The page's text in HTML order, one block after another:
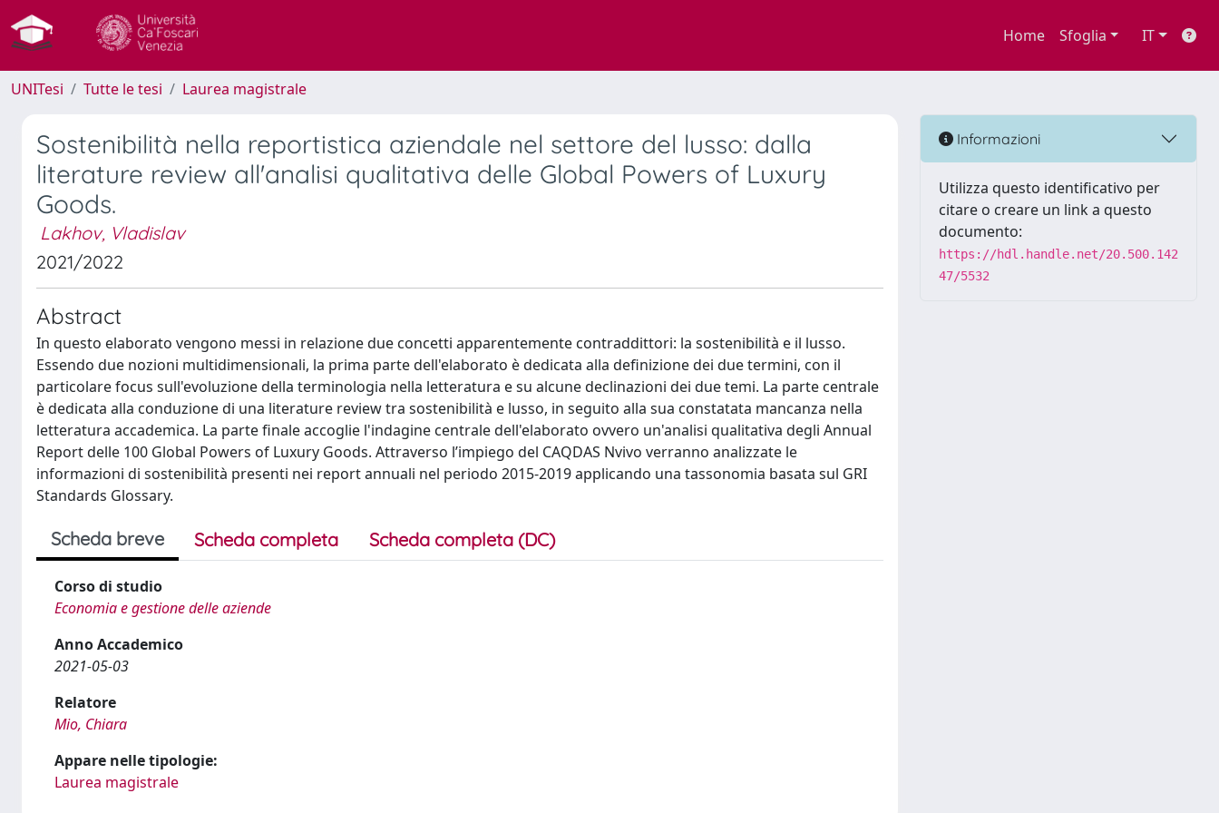
Home Sfoglia IT
UNITesi Tutte le tesi Laurea magistrale
Sostenibilità nella reportistica aziendale nel settore del lusso: dalla
literature review all'analisi qualitativa delle Global Powers of Luxury
Goods.
Lakhov, Vladislav
2021/2022
Abstract
In questo elaborato vengono messi in relazione due concetti apparentemente contraddittori: la sostenibilità e il lusso.
Essendo due nozioni multidimensionali, la prima parte dell'elaborato è dedicata alla definizione dei due termini, con il
particolare focus sull'evoluzione della terminologia nella letteratura e su alcune declinazioni dei due temi. La parte centrale
è dedicata alla conduzione di una literature review tra sostenibilità e lusso, in seguito alla sua constatata mancanza nella
letteratura accademica. La parte finale accoglie l'indagine centrale dell'elaborato ovvero un'analisi qualitativa degli Annual
Report delle 100 Global Powers of Luxury Goods. Attraverso l’impiego del CAQDAS Nvivo verranno analizzate le
informazioni di sostenibilità presenti nei report annuali nel periodo 2015-2019 applicando una tassonomia basata sul GRI
Standards Glossary.
Scheda breve Scheda completa Scheda completa (DC)
Corso di studio
Economia e gestione delle aziende
Anno Accademico
2021-05-03
Relatore
Mio, Chiara
Appare nelle tipologie:
Laurea magistrale
Informazioni
Utilizza questo identificativo per
citare o creare un link a questo
documento:
https://hdl.handle.net/20.500.142
47/5532